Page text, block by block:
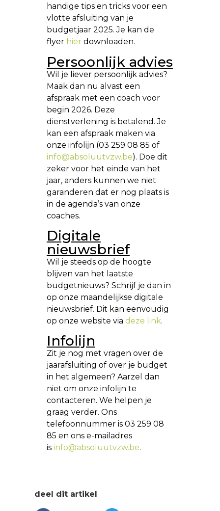
handige tips en tricks voor een
vlotte afsluiting van je
budgetjaar 2025. Je kan de
flyer hier downloaden.
Persoonlijk advies
Wil je liever persoonlijk advies?
Maak dan nu alvast een
afspraak met een coach voor
begin 2026. Deze
dienstverlening is betalend. Je
kan een afspraak maken via
onze infolijn (03 259 08 85 of
info@absoluutvzw.be). Doe dit
zeker voor het einde van het
jaar, anders kunnen we niet
garanderen dat er nog plaats is
in de agenda’s van onze
coaches.
Digitale
nieuwsbrief
Wil je steeds op de hoogte
blijven van het laatste
budgetnieuws? Schrijf je dan in
op onze maandelijkse digitale
nieuwsbrief. Dit kan eenvoudig
op onze website via deze link.
Infolijn
Zit je nog met vragen over de
jaarafsluiting of over je budget
in het algemeen? Aarzel dan
niet om onze infolijn te
contacteren. We helpen je
graag verder. Ons
telefoonnummer is 03 259 08
85 en ons e-mailadres
is info@absoluutvzw.be.
deel dit artikel